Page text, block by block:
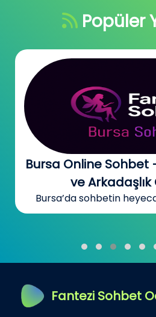
Popüler
Bursa Online Sohbet
ve Arkadaşlık
Bursa’da sohbetin
Fantezi Sohbet